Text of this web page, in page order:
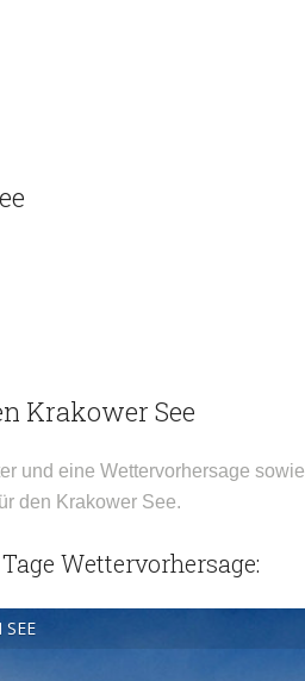
Krakower See
und eine Wettervorhersage sowie
den Krakower See.
Wettervorhersage: